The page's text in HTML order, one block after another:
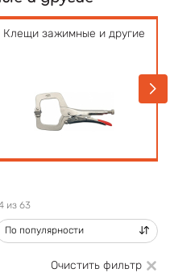
Клещи зажимные и другие
из 63
По популярности
Очистить фильтр